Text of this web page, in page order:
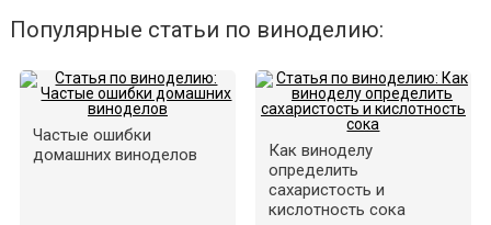
Популярные статьи по виноделию:
Частые ошибки
домашних виноделов
Как виноделу
определить
сахаристость и
кислотность сока